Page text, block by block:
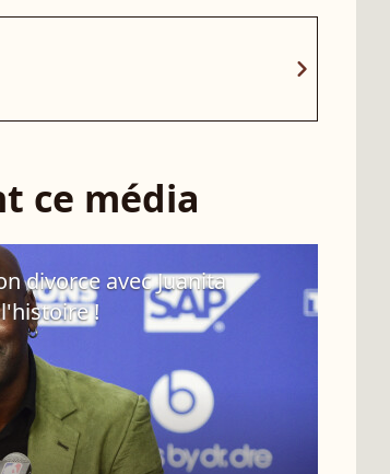
chevron_right
ce média
divorce avec Juanita
!